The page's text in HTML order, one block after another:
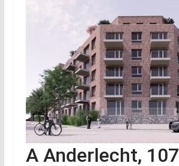
A Anderlecht, 107